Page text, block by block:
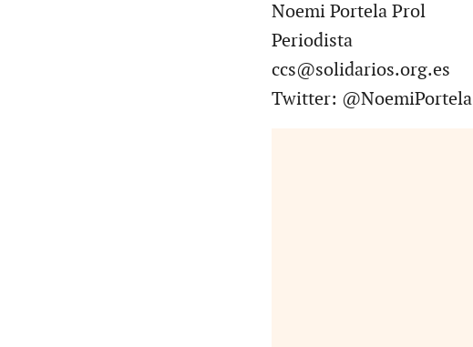
Noemi Portela Prol
Periodista
ccs@solidarios.org.es
Twitter: @NoemiPortela